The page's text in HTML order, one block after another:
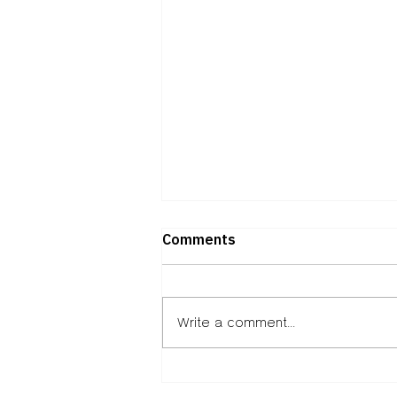
Comments
Write a comment...